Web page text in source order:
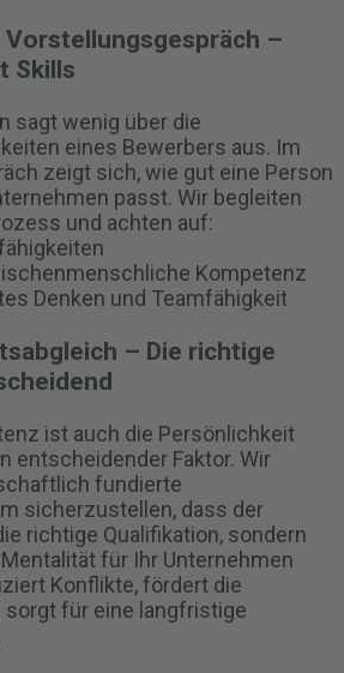
Vorstellungsgespräch –
Skills
sagt wenig über die
eines Bewerbers aus. Im
zeigt sich, wie gut eine Person
passt. Wir begleiten
und achten auf:
Kompetenz
Denken und Teamfähigkeit
– Die richtige
ist auch die Persönlichkeit
entscheidender Faktor. Wir
fundierte
sicherzustellen, dass der
richtige Qualifikation, sondern
für Ihr Unternehmen
Konflikte, fördert die
sorgt für eine langfristige